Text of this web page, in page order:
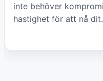
inte behöver
hastighet för att nå dit.